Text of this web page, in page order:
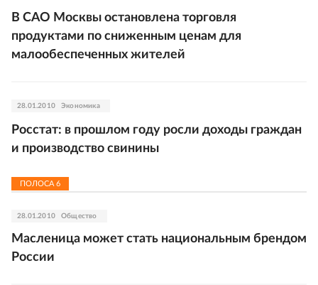
В САО Москвы остановлена торговля
продуктами по сниженным ценам для
малообеспеченных жителей
28.01.2010 Экономика
Росстат: в прошлом году росли доходы граждан
и производство свинины
ПОЛОСА 6
28.01.2010 Общество
Масленица может стать национальным брендом
России